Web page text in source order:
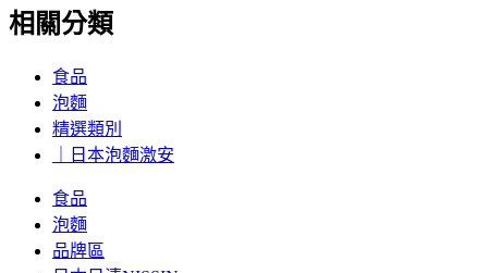
相關分類
食品
泡麵
精選類別
｜日本泡麵激安
食品
泡麵
品牌區